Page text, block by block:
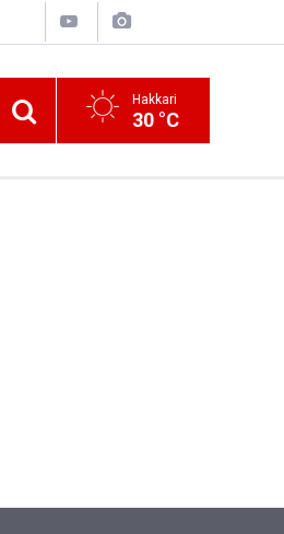
Hakkari
30 °C